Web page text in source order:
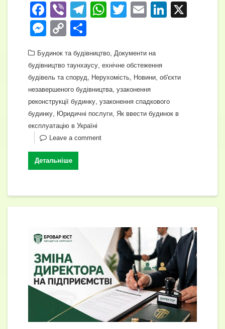
F
a
c
e
b
o
o
k
Vi
b
er
T
gr
a
m
W
s
A
p
p
T
er
E
Li
dI
M
ss
e
n
g
er
C
p
y
Li
n
k
ді
л
и
т
и
с
Будинок та будівництво, Документи на
будівництво таунхаусу, ехнічне обстеження
будівель та споруд, Нерухомість, Новини, об'єкти
незавершеного будівництва, узаконення
реконструкції будинку, узаконення спадкового
будинку, Юридичні послуги, Як ввести будинок в
експлуатацію в Україні
Leave a comment
Детальніше